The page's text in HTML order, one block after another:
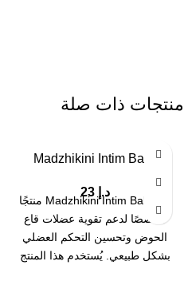
منتجات ذات صلة
Madzhikini Intim Balls
د.إ 23
يُعد Madzhikini Intim Balls منتجًا
مخصصًا لدعم تقوية عضلات قاع
الحوض وتحسين التحكم العضلي
بشكل طبيعي. يُستخدم هذا المنتج